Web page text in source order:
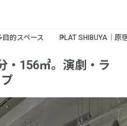
目的スペース PLAT SHIBUYA｜原
・156㎡。演劇・ラ